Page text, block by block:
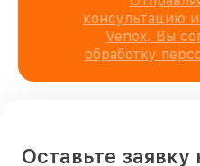
консультацию
Venox, Вы
обработку
Оставьте